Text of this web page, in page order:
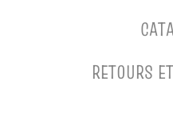
RETOURS